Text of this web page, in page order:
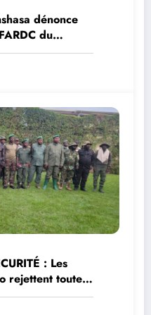
dénonce
du
élargi
: Les
rejettent toute
nationale de